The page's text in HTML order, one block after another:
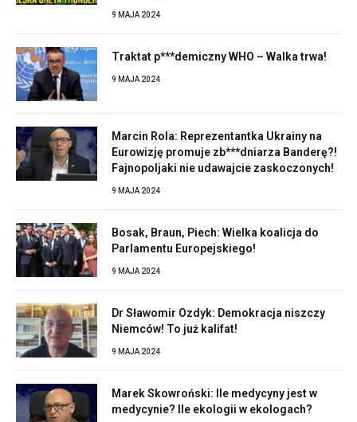
9 MAJA 2024
Traktat p***demiczny WHO – Walka trwa!
9 MAJA 2024
Marcin Rola: Reprezentantka Ukrainy na
Eurowizję promuje zb***dniarza Banderę?!
Fajnopoljaki nie udawajcie zaskoczonych!
9 MAJA 2024
Bosak, Braun, Piech: Wielka koalicja do
Parlamentu Europejskiego!
9 MAJA 2024
Dr Sławomir Ozdyk: Demokracja niszczy
Niemców! To już kalifat!
9 MAJA 2024
Marek Skowroński: Ile medycyny jest w
medycynie? Ile ekologii w ekologach?